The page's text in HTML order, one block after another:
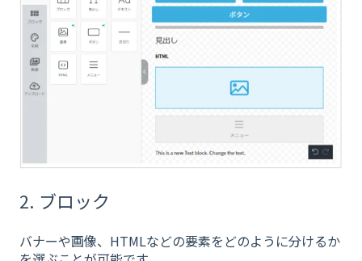
2. ブロック
バナーや画像、HTMLなどの要素をどのように分けるか